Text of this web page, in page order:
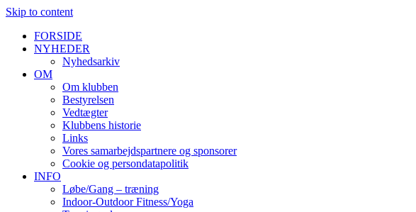
Skip to content
FORSIDE
NYHEDER
Nyhedsarkiv
OM
Om klubben
Bestyrelsen
Vedtægter
Klubbens historie
Links
Vores samarbejdspartnere og sponsorer
Cookie og persondatapolitik
INFO
Løbe/Gang – træning
Indoor-Outdoor Fitness/Yoga